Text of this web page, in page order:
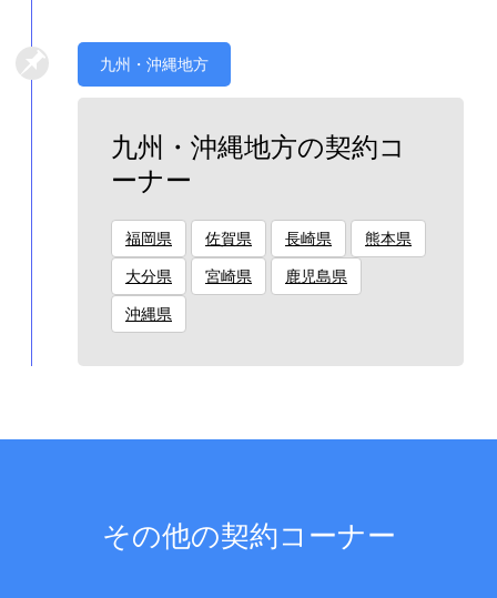
九州・沖縄地方
九州・沖縄地方の契約コ
ーナー
福岡県 佐賀県 長崎県 熊本県
大分県 宮崎県 鹿児島県
沖縄県
その他の契約コーナー